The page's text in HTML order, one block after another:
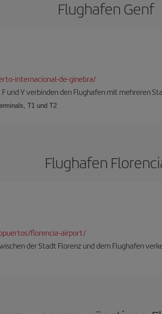
Flughafen Genf
internacional-de-ginebra/
und Y verbinden den Flughafen mit mehreren
T1 und T2
Flughafen
florencia-airport/
der Stadt Florenz und dem Flughafen